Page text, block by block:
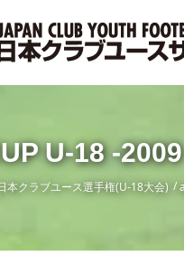
U-18 -2009
クラブユース選手権(U-18大会)